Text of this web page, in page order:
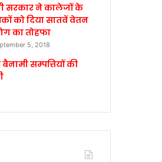
सरकार ने कालेजों के
को दिया सातवें वेतन
का तोहफा
5, 2018
सम्पत्तियों की